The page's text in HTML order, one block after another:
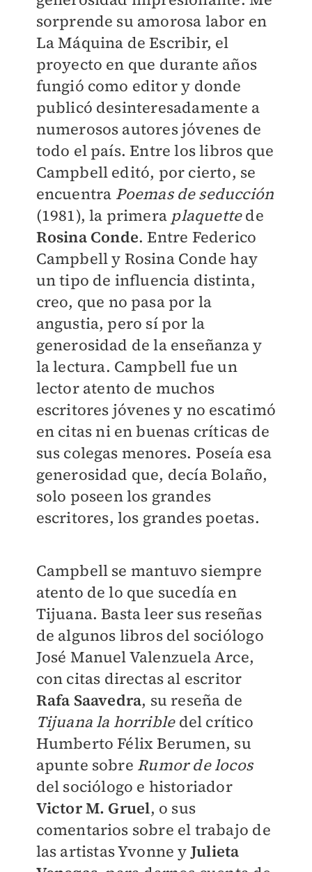
sorprende su amorosa labor en
La Máquina de Escribir, el
proyecto en que durante años
fungió como editor y donde
publicó desinteresadamente a
numerosos autores jóvenes de
todo el país. Entre los libros que
Campbell editó, por cierto, se
encuentra Poemas de seducción
(1981), la primera plaquettede
Rosina Conde. Entre Federico
Campbell y Rosina Conde hay
un tipo de influencia distinta,
creo, que no pasa por la
angustia, pero sí por la
generosidad de la enseñanza y
la lectura. Campbell fue un
lector atento de muchos
escritores jóvenes y no escatimó
en citas ni en buenas críticas de
sus colegas menores. Poseía esa
generosidad que, decía Bolaño,
solo poseen los grandes
escritores, los grandes poetas.
Campbell se mantuvo siempre
atento de lo que sucedía en
Tijuana. Basta leer sus reseñas
de algunos libros del sociólogo
José Manuel Valenzuela Arce,
con citas directas al escritor
Rafa Saavedra, su reseña de
Tijuana la horribledel crítico
Humberto Félix Berumen, su
apunte sobre Rumor de locos
del sociólogo e historiador
Victor M. Gruel, o sus
comentarios sobre el trabajo de
las artistas Yvonne y Julieta